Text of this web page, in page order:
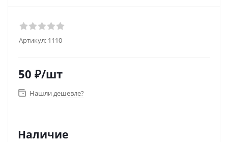
Артикул: 1110
50 ₽/шт
Нашли дешевле?
Наличие